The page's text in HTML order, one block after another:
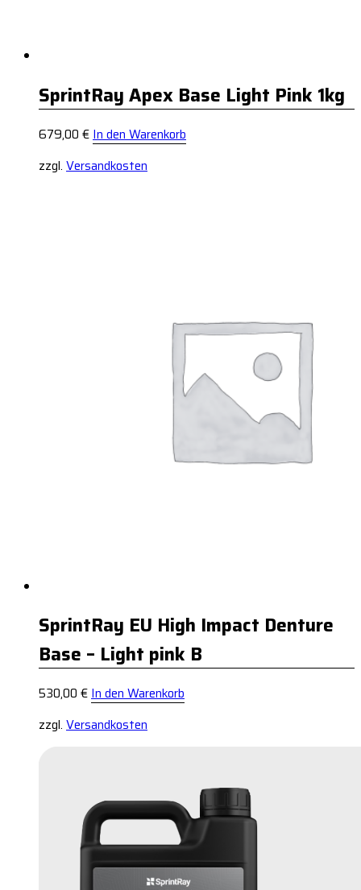
SprintRay Apex Base Light Pink 1kg
679,00 € In den Warenkorb
zzgl. Versandkosten
SprintRay EU High Impact Denture
Base – Light pink B
530,00 €In den Warenkorb
zzgl. Versandkosten